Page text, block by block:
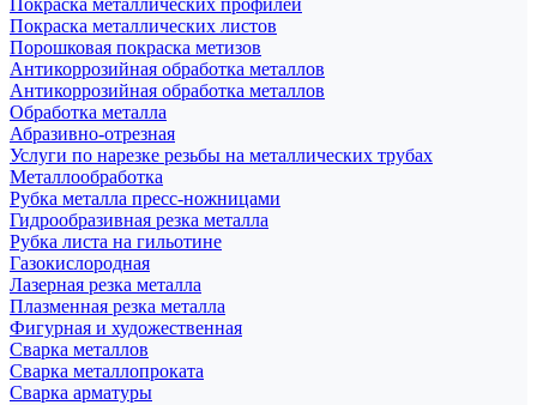
Покраска металлических профилей
Покраска металлических листов
Порошковая покраска метизов
Антикоррозийная обработка металлов
Антикоррозийная обработка металлов
Обработка металла
Абразивно-отрезная
Услуги по нарезке резьбы на металлических трубах
Металлообработка
Рубка металла пресс-ножницами
Гидрообразивная резка металла
Рубка листа на гильотине
Газокислородная
Лазерная резка металла
Плазменная резка металла
Фигурная и художественная
Сварка металлов
Сварка металлопроката
Сварка арматуры